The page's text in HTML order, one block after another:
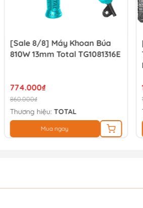
[Sale 8/8] Máy Khoan Búa
810W 13mm Total TG1081316E
774.000₫
860.000₫
Thương hiệu: TOTAL
Mua ngay